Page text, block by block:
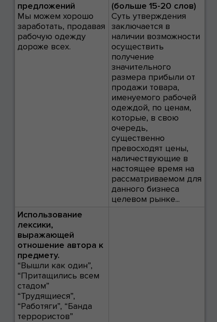
предложений
Мы можем хорошо
заработать, продавая
рабочую одежду
дороже всех.
(больше 15-20 слов)
Суть утверждения
заключается в
наличии возможности
осуществить
получение
значительного
размера прибыли от
продажи товара,
именуемого рабочей
одеждой, по ценам,
которые, в свою
очередь,
существенно
превосходят цены,
наличествующие в
настоящее время на
рассматриваемом для
данного бизнеса
целевом рынке...
Использование
лексики,
выражающей
отношение автора к
предмету.
“Вышли как один”,
“Притащились всем
стадом”
“Трудящиеся”,
“Работяги”, “Банда
террористов”